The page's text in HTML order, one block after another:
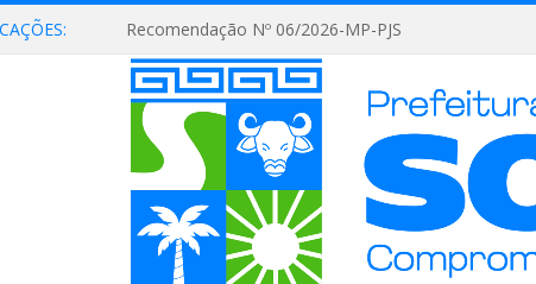
Recomendação Nº 06/2026-MP-PJS